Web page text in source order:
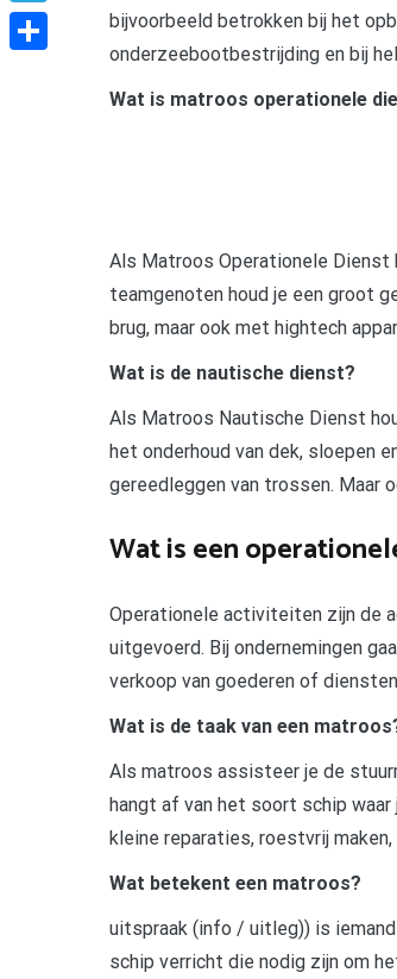
bijvoorbeeld betrokken bij het
onderzeebootbestrijding en bij
Wat is matroos operationele
Als Matroos Operationele Dienst
teamgenoten houd je een groot
brug, maar ook met hightech
Wat is de nautische dienst?
Als Matroos Nautische Dienst
het onderhoud van dek, sloepen
gereedleggen van trossen. Maar
Wat is een
Operationele activiteiten zijn de
uitgevoerd. Bij ondernemingen
verkoop van goederen of
Wat is de taak van een
Als matroos assisteer je de
hangt af van het soort schip
kleine reparaties, roestvrij
Wat betekent een matroos?
uitspraak (info / uitleg)) is iemand
schip verricht die nodig zijn om
Telegram